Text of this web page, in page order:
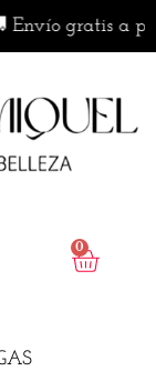
Envío gratis a
0